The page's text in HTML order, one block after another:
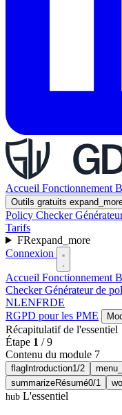
Accueil Fonctionnement
Outils gratuits
Policy Checker
Tarifs
FRexpand_more
Connexion
Accueil Fonctionnement
CheckerGénérateur de
NLENFRDE
RGPD pour les PME
Récapitulatif de l'essentiel
Étape 1 /9
Contenu du module 7
flag Introduction1/2
summarizeRésumé0/1
hub L'essentiel